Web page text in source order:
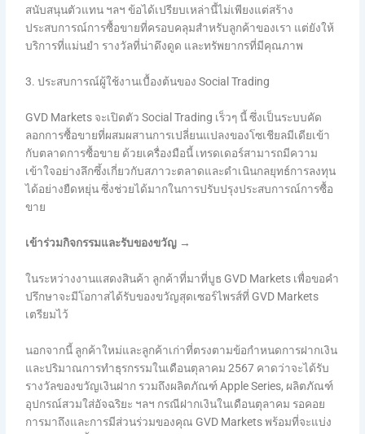
สนับสนุนตัวแทน ฯลฯ ข้อได้เปรียบเหล่านี้ไม่เพียงแต่สร้าง
ประสบการณ์การซื้อขายที่ครอบคลุมสำหรับลูกค้าของเรา แต่ยังให้
บริการที่แม่นยำ รางวัลที่น่าดึงดูด และทรัพยากรที่มีคุณภาพ
3. ประสบการณ์ผู้ใช้งานเบื้องต้นของ Social Trading
GVD Markets จะเปิดตัว Social Trading เร็วๆ นี้ ซึ่งเป็นระบบคัด
ลอกการซื้อขายที่ผสมผสานการเปลี่ยนแปลงของโซเชียลมีเดียเข้า
กับตลาดการซื้อขาย ด้วยเครื่องมือนี้ เทรดเดอร์สามารถมีความ
เข้าใจอย่างลึกซึ้งเกี่ยวกับสภาวะตลาดและดำเนินกลยุทธ์การลงทุน
ได้อย่างยืดหยุ่น ซึ่งช่วยได้มากในการปรับปรุงประสบการณ์การซื้อ
ขาย
เข้าร่วมกิจกรรมและรับของขวัญ →
ในระหว่างงานแสดงสินค้า ลูกค้าที่มาที่บูธ GVD Markets เพื่อขอคำ
ปรึกษาจะมีโอกาสได้รับของขวัญสุดเซอร์ไพรส์ที่ GVD Markets
เตรียมไว้
นอกจากนี้ ลูกค้าใหม่และลูกค้าเก่าที่ตรงตามข้อกำหนดการฝากเงิน
และปริมาณการทำธุรกรรมในเดือนตุลาคม 2567 คาดว่าจะได้รับ
รางวัลของขวัญเงินฝาก รวมถึงผลิตภัณฑ์ Apple Series, ผลิตภัณฑ์
อุปกรณ์สวมใส่อัจฉริยะ ฯลฯ กรณีฝากเงินในเดือนตุลาคม รอคอย
การมาถึงและการมีส่วนร่วมของคุณ GVD Markets พร้อมที่จะแบ่ง